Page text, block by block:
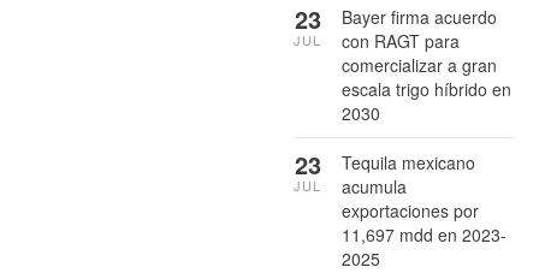
Bayer firma acuerdo
con RAGT para
comercializar a gran
escala trigo híbrido en
2030
23
JUL
Tequila mexicano
acumula
exportaciones por
11,697 mdd en 2023-
2025
23
JUL